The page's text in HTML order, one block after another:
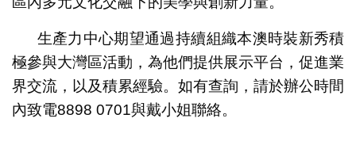
生產力中心期望通過持續組織本澳時裝新秀積
極參與大灣區活動，為他們提供展示平台，促進業
界交流，以及積累經驗。如有查詢，請於辦公時間
內致電8898 0701與戴小姐聯絡。